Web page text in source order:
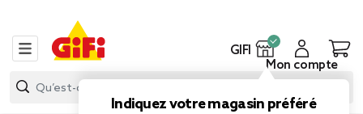
GIFI
Indiquez votre magasin préféré
Mon compte